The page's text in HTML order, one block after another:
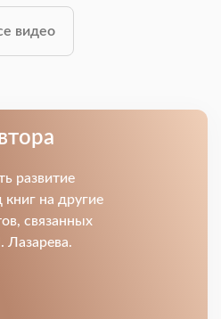
видео
развитие
книг на другие
связанных
Лазарева.